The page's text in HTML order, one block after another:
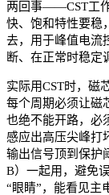
两回事——CST工
快、饱和特性要稳
去，用于峰值电流
断、在正常时稳定
实际用CST时，磁
每个周期必须让磁
也绝不能开路，必
感应出高压尖峰打
输出信号顶到保护
B）一起用，避免
“眼睛”，能看见主